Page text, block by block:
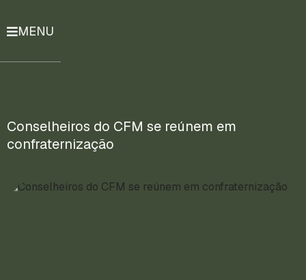
Currículo
MENU
Conselheiros do CFM se reúnem em
confraternização